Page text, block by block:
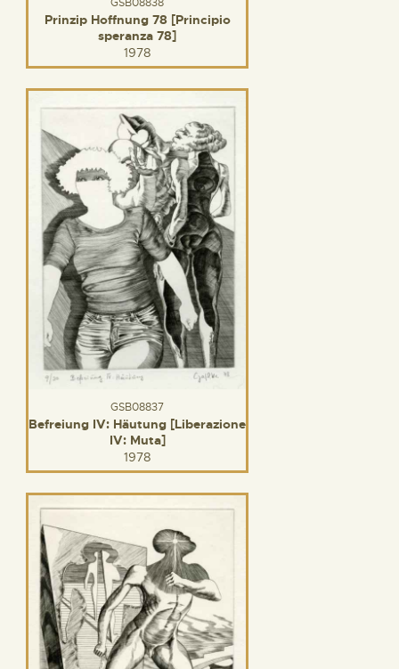
Prinzip Hoffnung 78 [Principio
speranza 78]
1978
GSB08837
Befreiung IV: Häutung [Liberazione
IV: Muta]
1978